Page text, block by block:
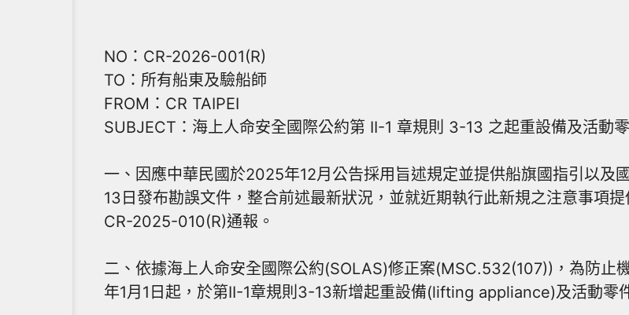
NO：CR-2026-001(R)
TO：所有船東及驗船師
FROM：CR TAIPEI
SUBJECT：海上人命安全國際公約第 II-1 章規則 3-13 之起重設備及活動
一、因應中華民國於2025年12月公告採用旨述規定並提供船旗國指引以及
13日發布勘誤文件，整合前述最新狀況，並就近期執行此新規之注意事項
CR-2025-010(R)通報。
二、依據海上人命安全國際公約(SOLAS)修正案(MSC.532(107))，為防止
年1月1日起，於第II-1章規則3-13新增起重設備(lifting appliance)及活動零